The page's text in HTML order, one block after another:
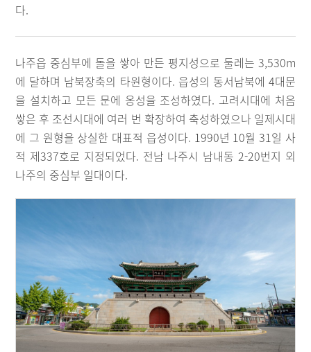
다.
나주읍 중심부에 돌을 쌓아 만든 평지성으로 둘레는 3,530m
에 달하며 남북장축의 타원형이다. 읍성의 동서남북에 4대문
을 설치하고 모든 문에 옹성을 조성하였다. 고려시대에 처음
쌓은 후 조선시대에 여러 번 확장하여 축성하였으나 일제시대
에 그 원형을 상실한 대표적 읍성이다. 1990년 10월 31일 사
적 제337호로 지정되었다. 전남 나주시 남내동 2-20번지 외
나주의 중심부 일대이다.